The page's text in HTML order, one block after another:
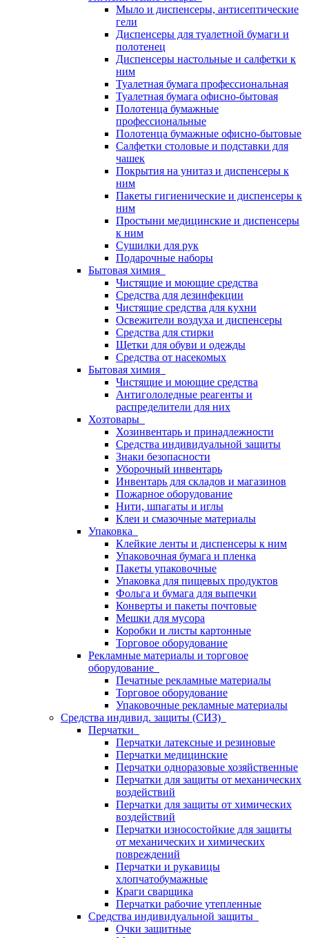
Мыло и диспенсеры, антисептические
гели
Диспенсеры для туалетной бумаги и
полотенец
Диспенсеры настольные и салфетки к
ним
Туалетная бумага профессиональная
Туалетная бумага офисно-бытовая
Полотенца бумажные
профессиональные
Полотенца бумажные офисно-бытовые
Салфетки столовые и подставки для
чашек
Покрытия на унитаз и диспенсеры к
ним
Пакеты гигиенические и диспенсеры к
ним
Простыни медицинские и диспенсеры
к ним
Сушилки для рук
Подарочные наборы
Бытовая химия
Чистящие и моющие средства
Средства для дезинфекции
Чистящие средства для кухни
Освежители воздуха и диспенсеры
Средства для стирки
Щетки для обуви и одежды
Средства от насекомых
Бытовая химия
Чистящие и моющие средства
Антигололедные реагенты и
распределители для них
Хозтовары
Хозинвентарь и принадлежности
Средства индивидуальной защиты
Знаки безопасности
Уборочный инвентарь
Инвентарь для складов и магазинов
Пожарное оборудование
Нити, шпагаты и иглы
Клеи и смазочные материалы
Упаковка
Клейкие ленты и диспенсеры к ним
Упаковочная бумага и пленка
Пакеты упаковочные
Упаковка для пищевых продуктов
Фольга и бумага для выпечки
Конверты и пакеты почтовые
Мешки для мусора
Коробки и листы картонные
Торговое оборудование
Рекламные материалы и торговое
оборудование
Печатные рекламные материалы
Торговое оборудование
Упаковочные рекламные материалы
Средства индивид. защиты (СИЗ)
Перчатки
Перчатки латексные и резиновые
Перчатки медицинские
Перчатки одноразовые хозяйственные
Перчатки для защиты от механических
воздействий
Перчатки для защиты от химических
воздействий
Перчатки износостойкие для защиты
от механических и химических
повреждений
Перчатки и рукавицы
хлопчатобумажные
Краги сварщика
Перчатки рабочие утепленные
Средства индивидуальной защиты
Очки защитные